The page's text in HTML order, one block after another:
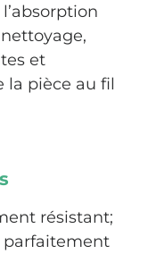
et
la pièce au fil
résistant;
parfaitement